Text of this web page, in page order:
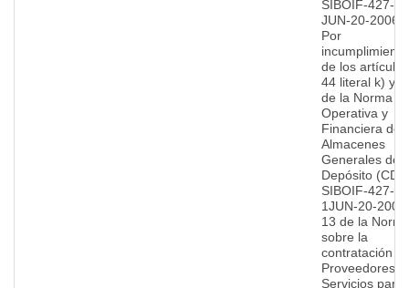
SIBOIF-427-1-
JUN-20-2006)
Por
incumplimiento
de los artículos
44 literal k) y
de la Norma
Operativa y
Financiera de
Almacenes
Generales de
Depósito (CD-
SIBOIF-427-
1JUN-20-
13 de la
sobre la
contratación
Proveedores
Servicios para